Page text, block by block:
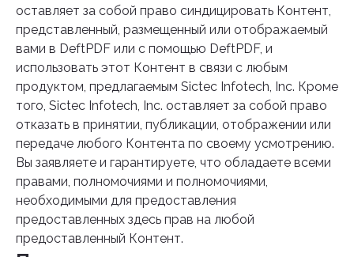
оставляет за собой право синдицировать Контент,
представленный, размещенный или отображаемый
вами в DeftPDF или с помощью DeftPDF, и
использовать этот Контент в связи с любым
продуктом, предлагаемым Sictec Infotech, Inc. Кроме
того, Sictec Infotech, Inc. оставляет за собой право
отказать в принятии, публикации, отображении или
передаче любого Контента по своему усмотрению.
Вы заявляете и гарантируете, что обладаете всеми
правами, полномочиями и полномочиями,
необходимыми для предоставления
предоставленных здесь прав на любой
предоставленный Контент.